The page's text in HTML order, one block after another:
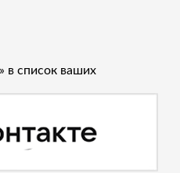
в список ваших